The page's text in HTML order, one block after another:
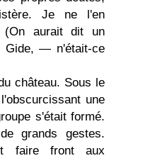
Je ne l'en
(On aurait dit un
Gide, — n'était-ce
château. Sous le
une
s'était formé.
grands gestes.
faire front aux